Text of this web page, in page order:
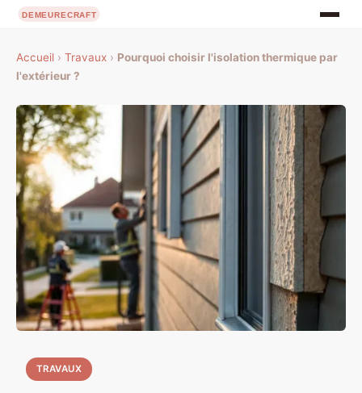
Accueil › Travaux › Pourquoi choisir l'isolation thermique par
l'extérieur ?
TRAVAUX